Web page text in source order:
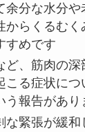
余分な水分
からくるむく
すめです
ど、筋肉の深
こる症状に
う報告があり
な緊張が緩和